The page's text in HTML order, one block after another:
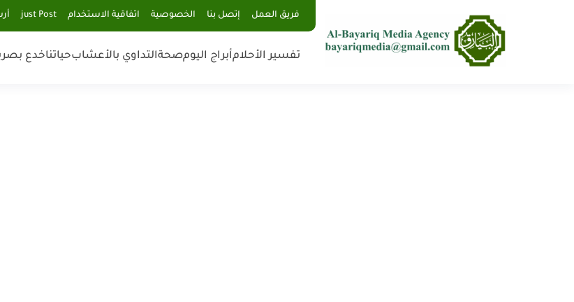
فريق العمل إتصل بنا الخصوصية اتفاقية الاستخدام just Post
تفسير الأحلامأبراج اليومصحةالتداوي بالأعشابحياتناخدع